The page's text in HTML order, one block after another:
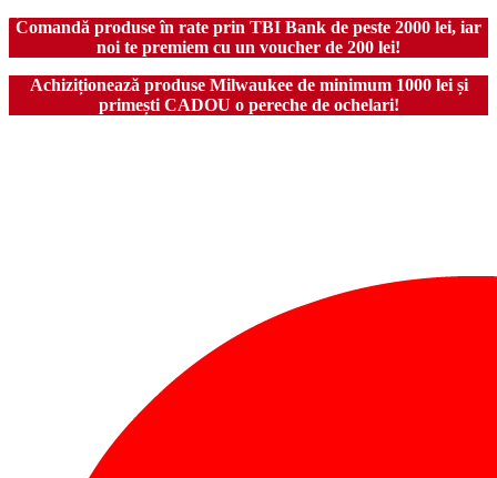
Comandă produse în rate prin TBI Bank de peste 2000 lei, iar
noi te premiem cu un voucher de 200 lei!
Achiziționează produse Milwaukee de minimum 1000 lei și
primești CADOU o pereche de ochelari!